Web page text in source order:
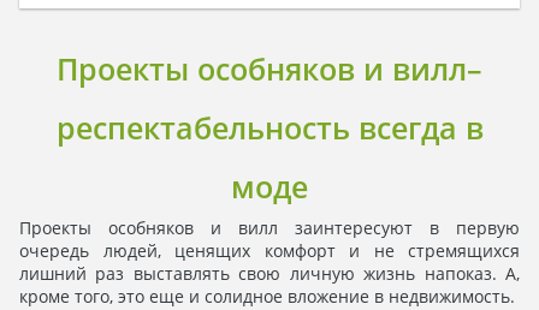
Проекты особняков и вилл–
респектабельность всегда в
моде
Проекты особняков и вилл заинтересуют в первую
очередь людей, ценящих комфорт и не стремящихся
лишний раз выставлять свою личную жизнь напоказ. А,
кроме того, это еще и солидное вложение в недвижимость.